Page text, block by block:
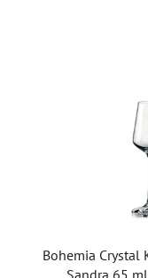
Bohemia Crystal